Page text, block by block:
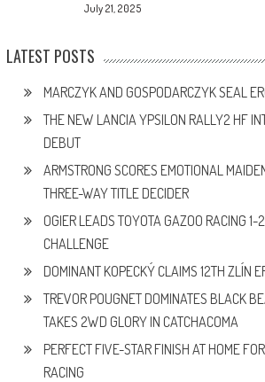
July 21, 2025
LATEST POSTS
MARCZYK AND GOSPODARCZYK SEAL
THE NEW LANCIA YPSILON RALLY2 HF
DEBUT
ARMSTRONG SCORES EMOTIONAL
THREE-WAY TITLE DECIDER
OGIER LEADS TOYOTA GAZOO RACING 1-
CHALLENGE
DOMINANT KOPECKÝ CLAIMS 12TH ZLÍN
TREVOR POUGNET DOMINATES BLACK
TAKES 2WD GLORY IN CATCHACOMA
PERFECT FIVE-STAR FINISH AT HOME
RACING